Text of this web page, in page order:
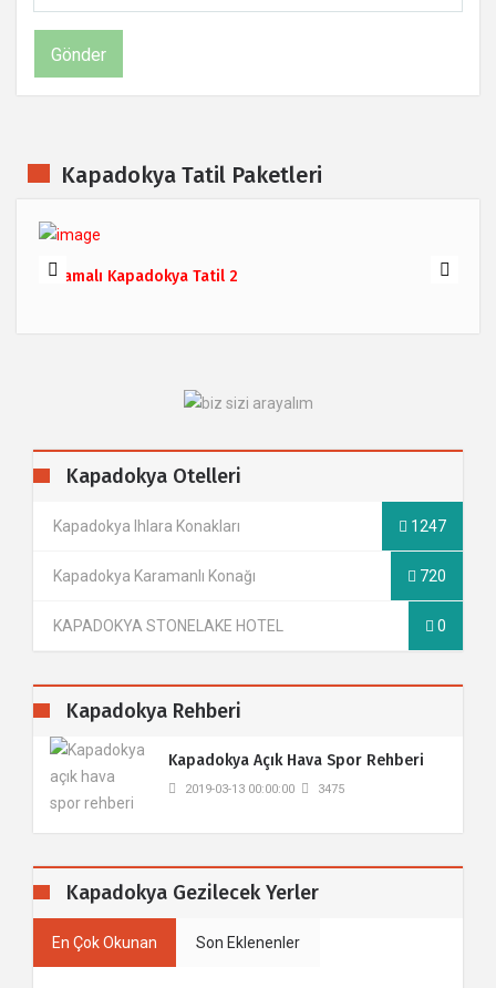
Kapadokya Tatil Paketleri
Karamalı Kapadokya Tatil 2
Kapadokya Otelleri
Kapadokya Ihlara Konakları 1247
Kapadokya Karamanlı Konağı 720
KAPADOKYA STONELAKE HOTEL 0
Kapadokya Rehberi
​Kapadokya Açık Hava Spor Rehberi
2019-03-13 00:00:00 3475
Kapadokya Gezilecek Yerler
En Çok Okunan Son Eklenenler